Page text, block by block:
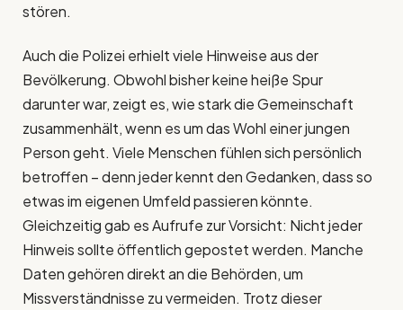
stören.
Auch die Polizei erhielt viele Hinweise aus der
Bevölkerung. Obwohl bisher keine heiße Spur
darunter war, zeigt es, wie stark die Gemeinschaft
zusammenhält, wenn es um das Wohl einer jungen
Person geht. Viele Menschen fühlen sich persönlich
betroffen – denn jeder kennt den Gedanken, dass so
etwas im eigenen Umfeld passieren könnte.
Gleichzeitig gab es Aufrufe zur Vorsicht: Nicht jeder
Hinweis sollte öffentlich gepostet werden. Manche
Daten gehören direkt an die Behörden, um
Missverständnisse zu vermeiden. Trotz dieser